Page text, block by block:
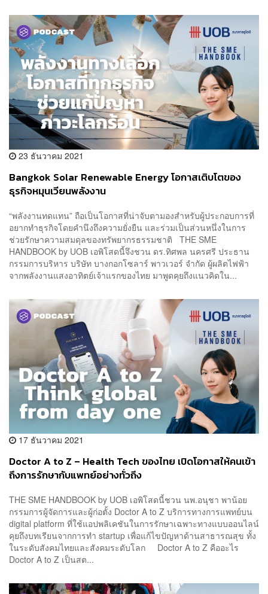
23 ธันวาคม 2021
Bangkok Solar Renewable Energy โอกาสเติบโตของ
ธุรกิจหมุนเวียนพลังงาน
“พลังงานทดแทน” ถือเป็นโอกาสที่น่าจับตามองสำหรับผู้ประกอบการที่
อยากทำธุรกิจโดยคำนึงถึงความยั่งยืน และร่วมเป็นส่วนหนึ่งในการ
ช่วยรักษาความสมดุลของทรัพยากรธรรมชาติ THE SME
HANDBOOK by UOB เอพิโสดนี้จึงชวน ดร.ทิศพล นครศรี ประธาน
กรรมการบริหาร บริษัท บางกอกโซลาร์ พาวเวอร์ จำกัด ผู้ผลิตไฟฟ้า
จากพลังงานแสงอาทิตย์เจ้าแรกของไทย มาพูดคุยถึงแนวคิดใน...
17 ธันวาคม 2021
Doctor A to Z – Health Tech ของไทย เปิดโอกาสให้คนเข้า
ถึงการรักษากับแพทย์อย่างทั่วถึง
THE SME HANDBOOK by UOB เอพิโสดนี้ชวน นพ.อนุชา พาน้อย
กรรมการผู้จัดการและผู้ก่อตั้ง Doctor A to Z บริการทางการแพทย์บน
digital platform ที่ใช้แอปพลิเคชันในการรักษาเฉพาะทางแบบออนไลน์
คุยถึงบทเรียนจากการทำ startup เพื่อแก้ไขปัญหาด้านสาธารณสุข ทั้ง
ในระดับสังคมไทยและสังคมระดับโลก Doctor A to Z คืออะไร
Doctor A to Z เป็นสต...